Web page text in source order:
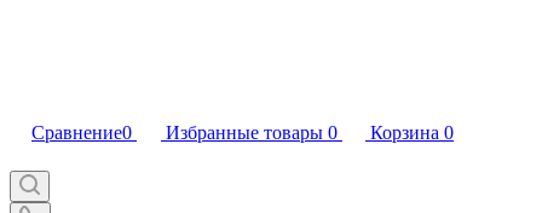
Сравнение0 Избранные товары 0 Корзина 0